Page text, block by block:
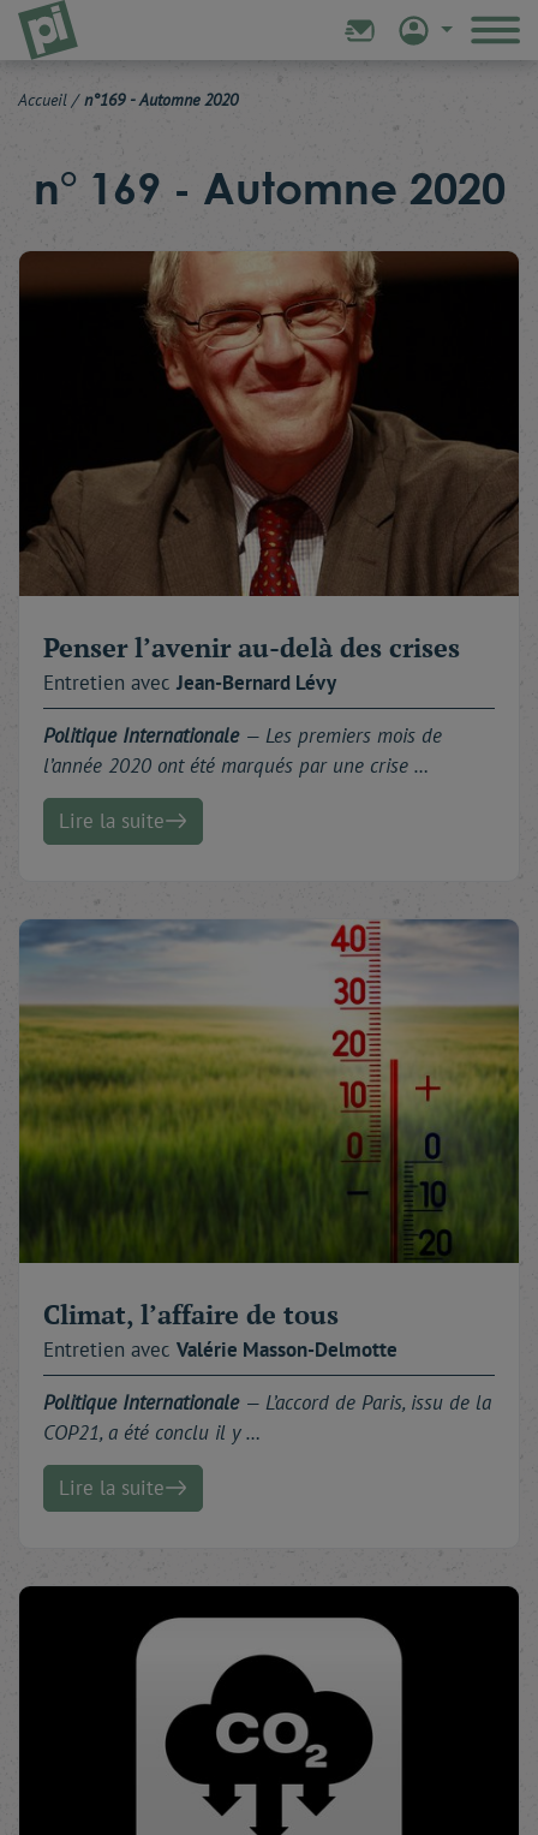
Accueil / n°169 - Automne 2020
n° 169 - Automne 2020
Penser l’avenir au-delà des crises
Entretien avecJean-Bernard Lévy
Politique Internationale— Les premiers mois de
l’année 2020 ont été marqués par une crise …
Lire la suite
Climat, l’affaire de tous
Entretien avec Valérie Masson-Delmotte
Politique Internationale— L’accord de Paris, issu de la
COP21, a été conclu il y …
Lire la suite